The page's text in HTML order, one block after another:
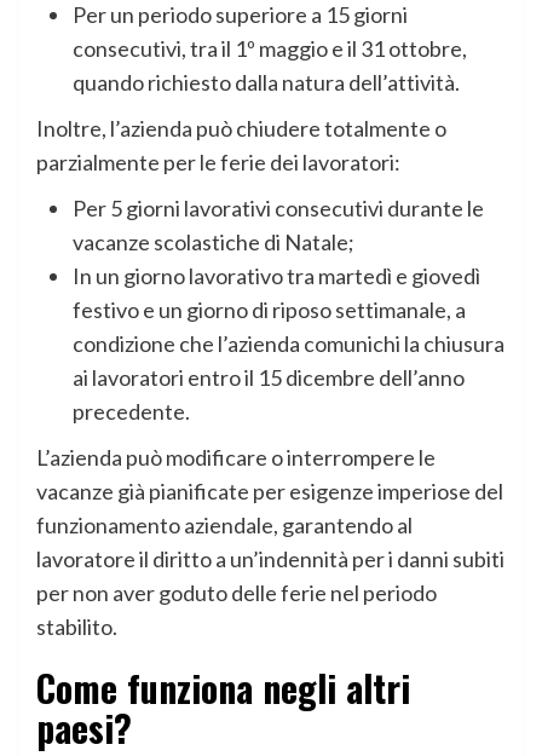
Per un periodo superiore a 15 giorni
consecutivi, tra il 1º maggio e il 31 ottobre,
quando richiesto dalla natura dell’attività.
Inoltre, l’azienda può chiudere totalmente o
parzialmente per le ferie dei lavoratori:
Per 5 giorni lavorativi consecutivi durante le
vacanze scolastiche di Natale;
In un giorno lavorativo tra martedì e giovedì
festivo e un giorno di riposo settimanale, a
condizione che l’azienda comunichi la chiusura
ai lavoratori entro il 15 dicembre dell’anno
precedente.
L’azienda può modificare o interrompere le
vacanze già pianificate per esigenze imperiose del
funzionamento aziendale, garantendo al
lavoratore il diritto a un’indennità per i danni subiti
per non aver goduto delle ferie nel periodo
stabilito.
Come funziona negli altri
paesi?